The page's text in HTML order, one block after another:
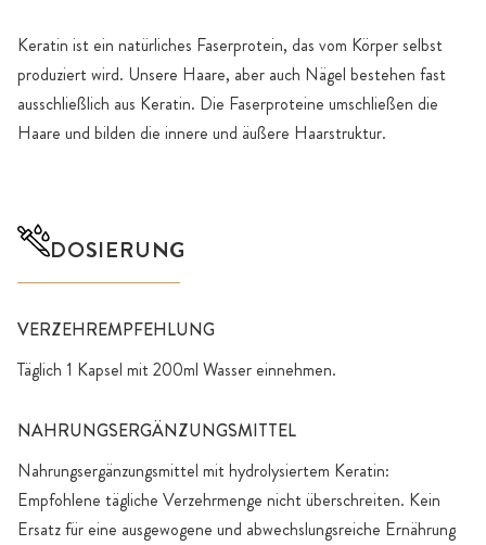
Keratin ist ein natürliches Faserprotein, das vom Körper selbst
produziert wird. Unsere Haare, aber auch Nägel bestehen fast
ausschließlich aus Keratin. Die Faserproteine umschließen die
Haare und bilden die innere und äußere Haarstruktur.
DOSIERUNG
VERZEHREMPFEHLUNG
Täglich 1 Kapsel mit 200ml Wasser einnehmen.
NAHRUNGSERGÄNZUNGSMITTEL
Nahrungsergänzungsmittel mit hydrolysiertem Keratin:
Empfohlene tägliche Verzehrmenge nicht überschreiten. Kein
Ersatz für eine ausgewogene und abwechslungsreiche Ernährung